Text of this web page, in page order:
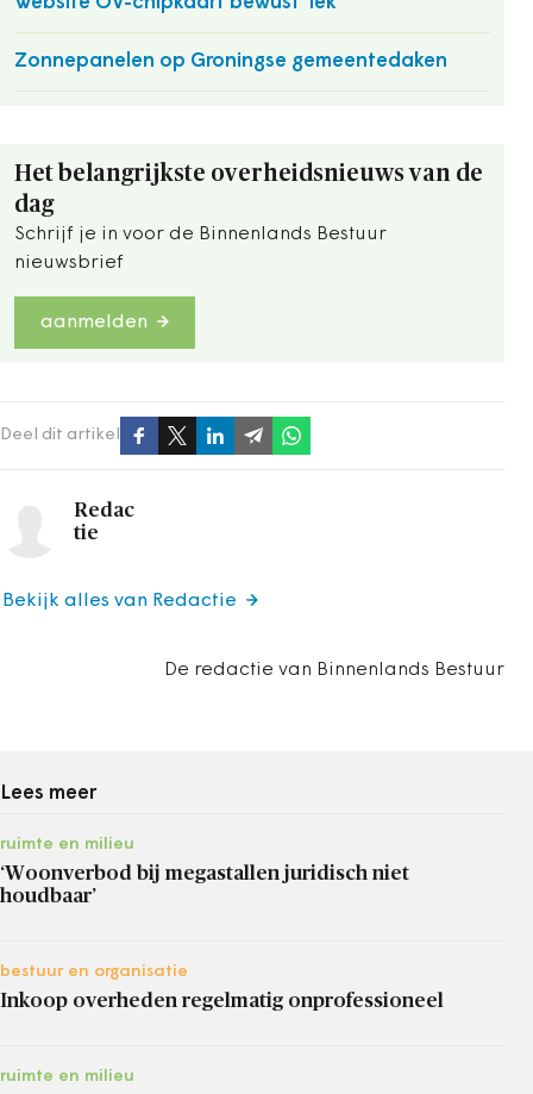
Zonnepanelen op Groningse gemeentedaken
Het belangrijkste overheidsnieuws van de
dag
Schrijf je in voor de Binnenlands Bestuur
nieuwsbrief
aanmelden
Deel dit artikel
Redac
tie
De redactie van Binnenlands Bestuur
Bekijk alles van Redactie
Lees meer
ruimte en milieu
‘Woonverbod bij megastallen juridisch niet
houdbaar’
bestuur en organisatie
Inkoop overheden regelmatig onprofessioneel
ruimte en milieu